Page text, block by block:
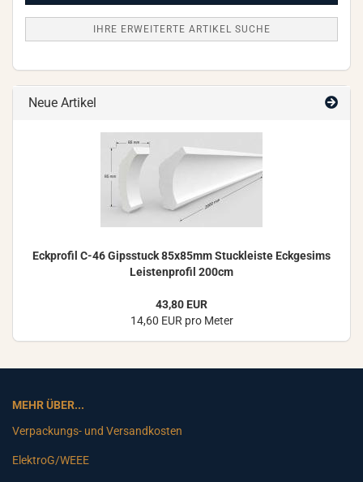
IHRE ERWEITERTE ARTIKEL SUCHE
Neue Artikel
Eck­pro­fil C-46 Gips­stuck 85x85mm Stuck­leis­te Eck­ge­sims
Leis­ten­pro­fil 200cm
43,80 EUR
14,60 EUR pro Meter
MEHR ÜBER...
Verpackungs- und Versandkosten
ElektroG/WEEE